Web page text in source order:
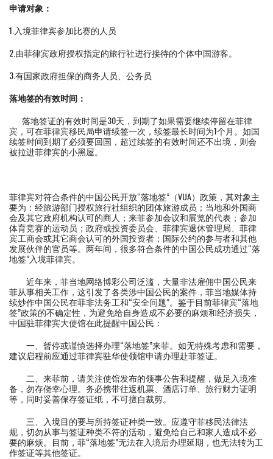
申请对象：
1.入境菲律宾参加比赛的人员
2.由菲律宾政府授权指定的旅行社进行接待的个体中国游客。
3.有国家政府担保的商务人员、公务员
落地签的有效时间：
落地签证的有效时间是30天，到期了如果需要继续停留在菲律
宾，可在菲律宾移民局申请续签一次，续签最长时间为1个月。如国
续签时间到期了必须要回国，超过续签的有效时间还不出境，则会
被拉进菲律宾的小黑屋。
菲律宾对符合条件的中国公民开放“落地签”（VUA）政策，其对象主
要为：经旅游部门授权旅行社组织的团体旅游成员；当地和外国商
会及其它政府机构认可的商人；来菲参加会议和展览的代表；参加
体育竞赛的运动员；政府或投资委员会、菲律宾退休管理局、菲律
宾工商会或其它商会认可的外国投资者；国际公约的参与者和其他
发展伙伴的官员等。两年间，很多符合条件的中国公民成功通过“落
地签”入境菲律宾。
近年来，菲当地网络博彩公司泛滥，大量非法雇佣中国公民来
菲从事相关工作，这引发了各类涉中国公民的案件，菲当地媒体持
续炒作中国公民在菲非法务工和“安全问题”。鉴于目前菲律宾“落地
签”政策的不确定性，为避免给自身造成不必要的麻烦和经济损失，
中国驻菲律宾大使馆在此提醒中国公民：
一、暂停或谨慎选择办理“落地签”来菲。如无特殊考虑和需要，
建议启程前应通过菲律宾驻华使领馆申请办理赴菲签证。
二、来菲前，请关注使馆发布的领事公告和提醒，做足入境准
备，勿存侥幸心理。务必携带往返机票、酒店订单、旅行财力证明
等，同时妥善保存签证纸，不可擅自裁剪。
三、入境目的要与所持签证种类一致。应遵守菲移民法律法
规，切勿从事与签证种类不符的活动，避免给自己和家人造成不必
要的麻烦。目前，菲“落地签”无法在入境后办理延期，也无法转为工
作签证等其他签证。